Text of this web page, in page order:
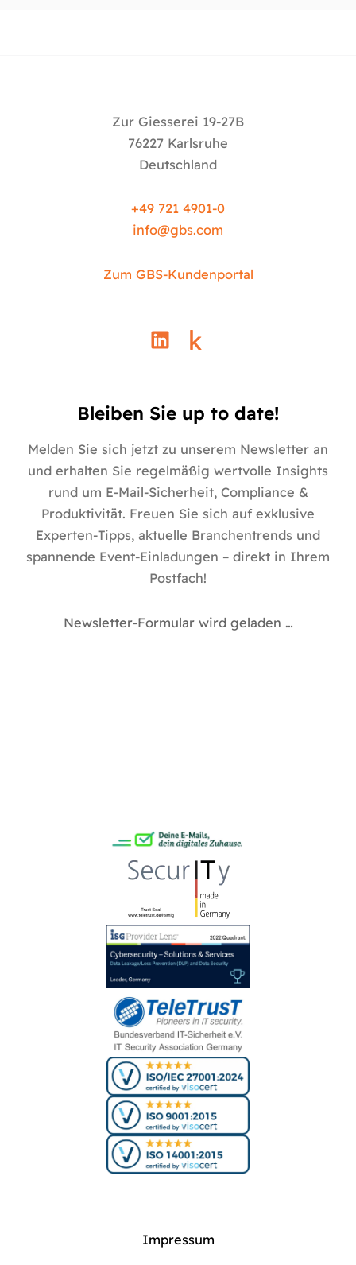
Zur Giesserei 19-27B
76227 Karlsruhe
Deutschland
+49 721 4901-0
info@gbs.com
Zum GBS-Kundenportal
L
i
e
i
n
Bleiben Sie up to date!
Melden Sie sich jetzt zu unserem Newsletter an
und erhalten Sie regelmäßig wertvolle Insights
rund um E-Mail-Sicherheit, Compliance &
Produktivität. Freuen Sie sich auf exklusive
Experten-Tipps, aktuelle Branchentrends und
spannende Event-Einladungen – direkt in Ihrem
Postfach!
Newsletter-Formular wird geladen …
Impressum